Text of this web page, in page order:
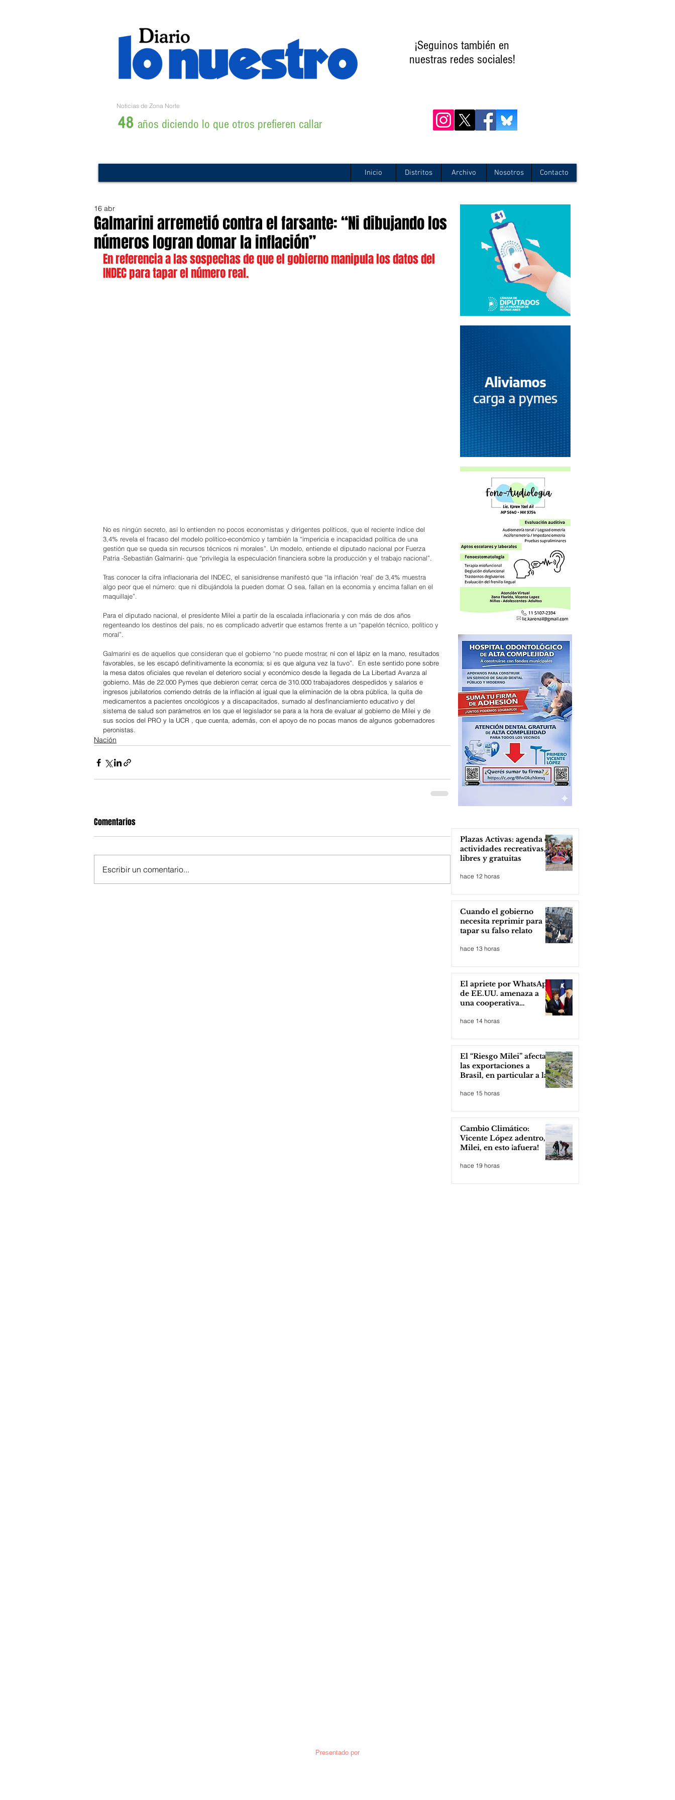
¡Seguinos también en
nuestras redes sociales!
Noticias de Zona Norte
48 años diciendo lo que otros prefieren callar
Inicio Distritos Archivo Nosotros Contacto
Galmarini arremetió contra el farsante: “Ni dibujando los
números logran domar la inflación”
16 abr
En referencia a las sospechas de que el gobierno manipula los datos del
INDEC para tapar el número real.
No es ningún secreto, así lo entienden no pocos economistas y dirigentes políticos, que el reciente índice del
3,4% revela el fracaso del modelo político-económico y también la “impericia e incapacidad política de una
gestión que se queda sin recursos técnicos ni morales”. Un modelo, entiende el diputado nacional por Fuerza
Patria -Sebastián Galmarini- que “privilegia la especulación financiera sobre la producción y el trabajo nacional”.
Tras conocer la cifra inflacionaria del INDEC, el sanisidrense manifestó que “la inflación 'real' de 3,4% muestra
algo peor que el número: que ni dibujándola la pueden domar. O sea, fallan en la economía y encima fallan en el
maquillaje”.
Para el diputado nacional, el presidente Milei a partir de la escalada inflacionaria y con más de dos años
regenteando los destinos del país, no es complicado advertir que estamos frente a un “papelón técnico, político y
moral”.
Galmarini es de aquellos que consideran que el gobierno “no puede mostrar, ni con el lápiz en la mano, resultados
favorables, se les escapó definitivamente la economía; si es que alguna vez la tuvo”.  En este sentido pone sobre
la mesa datos oficiales que revelan el deterioro social y económico desde la llegada de La Libertad Avanza al
gobierno. Más de 22.000 Pymes que debieron cerrar, cerca de 310.000 trabajadores despedidos y salarios e
ingresos jubilatorios corriendo detrás de la inflación al igual que la eliminación de la obra pública, la quita de
medicamentos a pacientes oncológicos y a discapacitados, sumado al desfinanciamiento educativo y del
sistema de salud son parámetros en los que el legislador se para a la hora de evaluar al gobierno de Milei y de
sus socios del PRO y la UCR , que cuenta, además, con el apoyo de no pocas manos de algunos gobernadores
peronistas.
Nación
Comentarios
Escribir un comentario...
Plazas Activas: agenda de
actividades recreativas,
libres y gratuitas
hace 12 horas
Cuando el gobierno
necesita reprimir para
tapar su falso relato
hace 13 horas
El apriete por WhatsApp
de EE.UU. amenaza a
una cooperativa
argentina para boicotear
a Huawei
hace 14 horas
El “Riesgo Milei” afecta
las exportaciones a
Brasil, en particular a la
industria automotriz de
la provincia
hace 15 horas
Cambio Climático:
Vicente López adentro,
Milei, en esto ¡afuera!
hace 19 horas
Presentado por